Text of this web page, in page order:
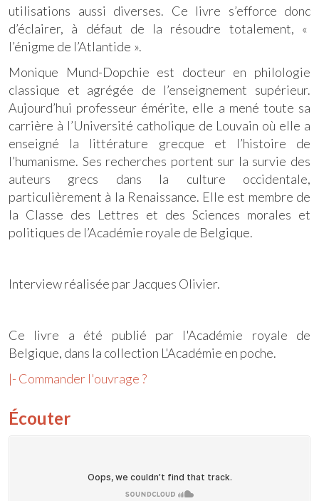
utilisations aussi diverses. Ce livre s’efforce donc
d’éclairer, à défaut de la résoudre totalement, «
l’énigme de l’Atlantide ».
Monique Mund-Dopchie est docteur en philologie
classique et agrégée de l’enseignement supérieur.
Aujourd’hui professeur émérite, elle a mené toute sa
carrière à l’Université catholique de Louvain où elle a
enseigné la littérature grecque et l’histoire de
l’humanisme. Ses recherches portent sur la survie des
auteurs grecs dans la culture occidentale,
particulièrement à la Renaissance. Elle est membre de
la Classe des Lettres et des Sciences morales et
politiques de l’Académie royale de Belgique.
Interview réalisée par Jacques Olivier.
Ce livre a été publié par l'Académie royale de
Belgique, dans la collection L'Académie en poche.
|- Commander l'ouvrage ?
Écouter